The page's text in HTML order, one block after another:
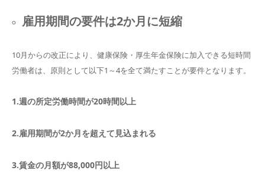
雇用期間の要件は2か月に短縮
10月からの改正により、健康保険・厚生年金保険に加入できる短時間
労働者は、原則として以下1～4を全て満たすことが要件となります。
1.週の所定労働時間が20時間以上
2.雇用期間が2か月を超えて見込まれる
3.賃金の月額が88,000円以上